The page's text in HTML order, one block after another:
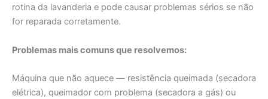
rotina da lavanderia e pode causar problemas sérios se não
for reparada corretamente.
Problemas mais comuns que resolvemos:
Máquina que não aquece — resistência queimada (secadora
elétrica), queimador com problema (secadora a gás) ou